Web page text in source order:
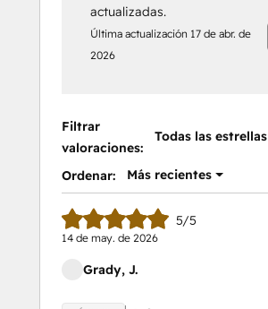
actualizadas.
Última actualización 17 de abr. de
2026
Filtrar
valoraciones:
Todas las estrellas
Ordenar: Más recientes
5/5
14 de may. de 2026
Grady, J.